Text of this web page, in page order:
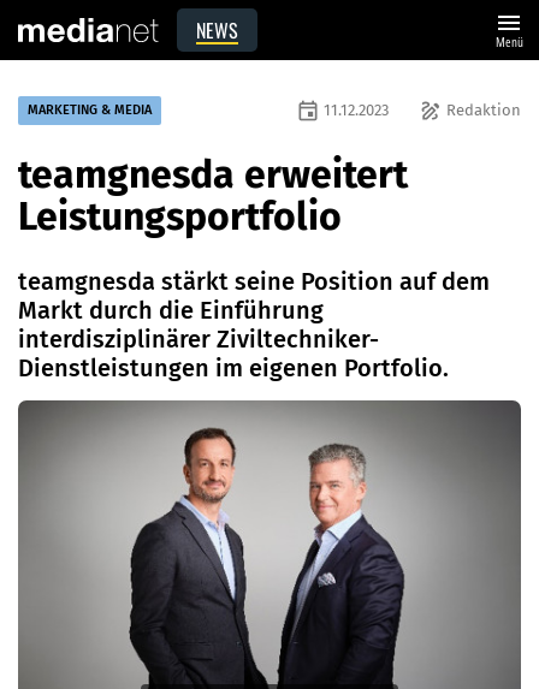
NEWS menu
Menü
MARKETING & MEDIA draw Redaktion
event 11.12.2023
teamgnesda erweitert
Leistungsportfolio
teamgnesda stärkt seine Position auf dem
Markt durch die Einführung
interdisziplinärer Ziviltechniker-
Dienstleistungen im eigenen Portfolio.